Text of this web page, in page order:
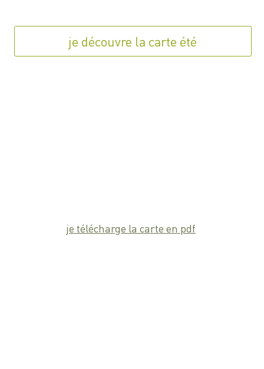
je découvre la carte été
je télécharge la carte en pdf